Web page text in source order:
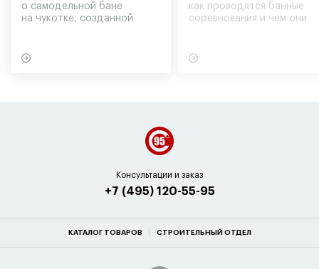
о самодельной бане
на чукотке, созданной
как проводятся банные
соревнования и чем они
Консультации и заказ
+7 (495) 120-55-95
КАТАЛОГ ТОВАРОВ СТРОИТЕЛЬНЫЙ ОТДЕЛ